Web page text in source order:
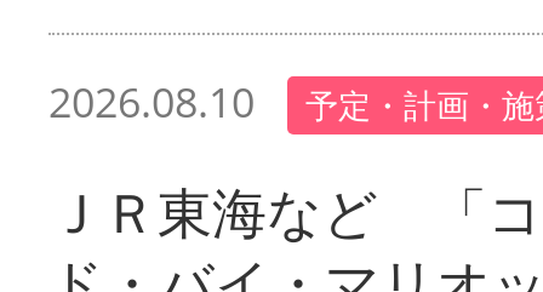
2026.08.10 予定・計画・
ＪＲ東海など 「